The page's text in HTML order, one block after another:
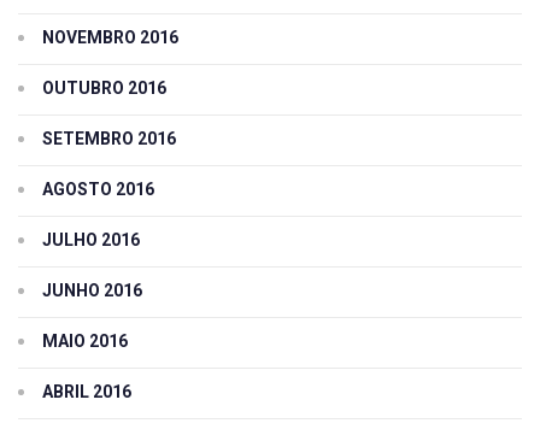
NOVEMBRO 2016
OUTUBRO 2016
SETEMBRO 2016
AGOSTO 2016
JULHO 2016
JUNHO 2016
MAIO 2016
ABRIL 2016